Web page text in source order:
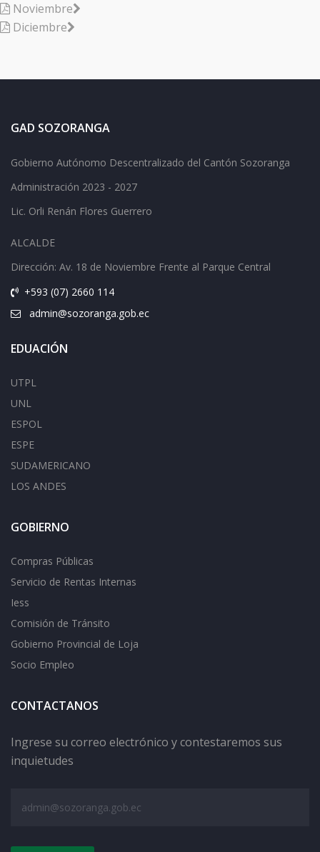
Noviembre
Diciembre
GAD SOZORANGA
Gobierno Autónomo Descentralizado del Cantón Sozoranga
Administración 2023 - 2027
Lic. Orli Renán Flores Guerrero
ALCALDE
Dirección: Av. 18 de Noviembre Frente al Parque Central
+593 (07) 2660 114
admin@sozoranga.gob.ec
EDUACIÓN
UTPL
UNL
ESPOL
ESPE
SUDAMERICANO
LOS ANDES
GOBIERNO
Compras Públicas
Servicio de Rentas Internas
Iess
Comisión de Tránsito
Gobierno Provincial de Loja
Socio Empleo
CONTACTANOS
Ingrese su correo electrónico y contestaremos sus
inquietudes